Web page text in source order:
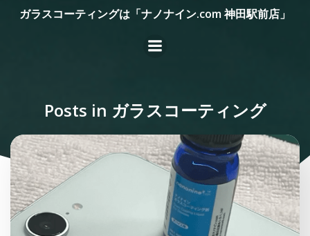
コ
ン
テ
ス
ッ
プ
ガラスコーティングは「ナノナイン.com 神田駅前店」
Posts in ガラスコーティング